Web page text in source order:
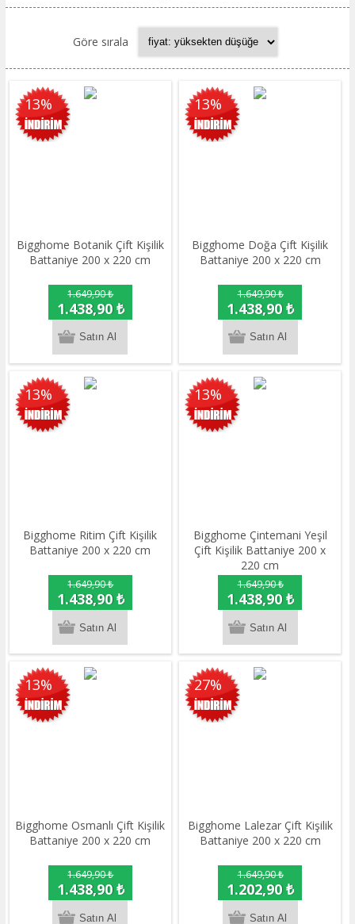
Göre sırala
13%
Bigghome Botanik Çift Kişilik
Battaniye 200 x 220 cm
1.649,90 ₺
1.438,90 ₺
13%
Bigghome Doğa Çift Kişilik
Battaniye 200 x 220 cm
1.649,90 ₺
1.438,90 ₺
13%
Bigghome Ritim Çift Kişilik
Battaniye 200 x 220 cm
1.649,90 ₺
1.438,90 ₺
13%
Bigghome Çintemani Yeşil
Çift Kişilik Battaniye 200 x
220 cm
1.649,90 ₺
1.438,90 ₺
13%
Bigghome Osmanlı Çift Kişilik
Battaniye 200 x 220 cm
1.649,90 ₺
1.438,90 ₺
27%
Bigghome Lalezar Çift Kişilik
Battaniye 200 x 220 cm
1.649,90 ₺
1.202,90 ₺